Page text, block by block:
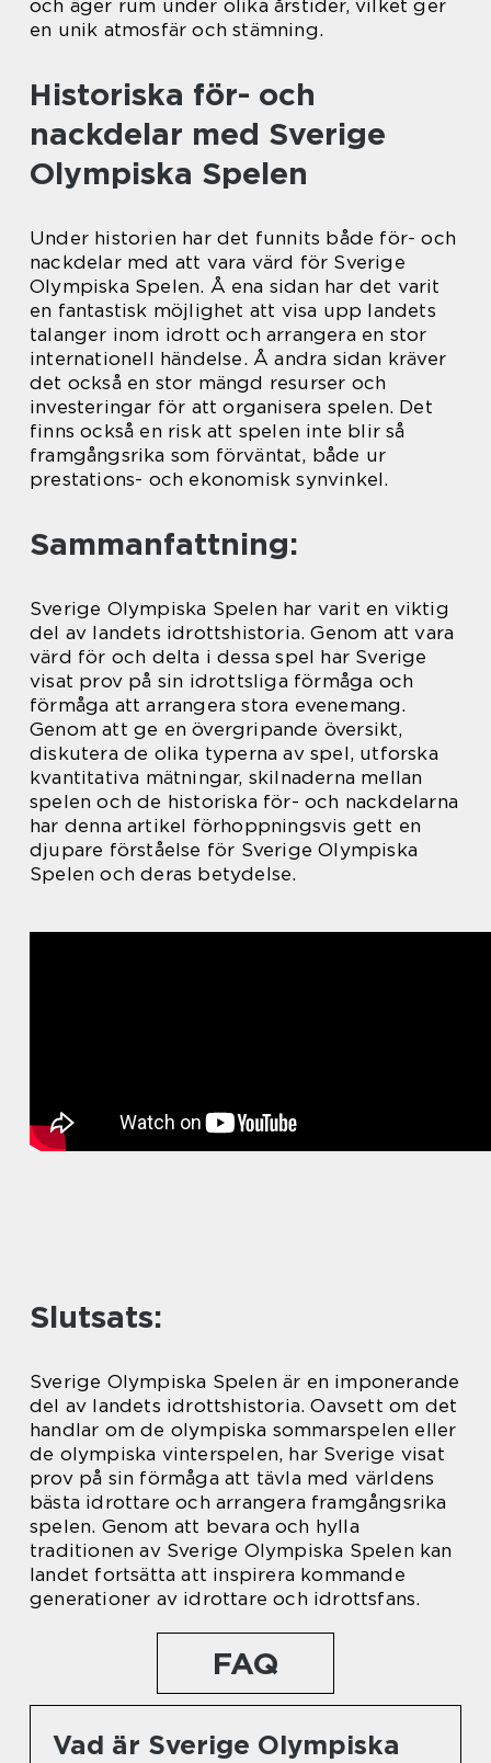
och äger rum under olika årstider, vilket ger
en unik atmosfär och stämning.
Historiska för- och
nackdelar med Sverige
Olympiska Spelen
Under historien har det funnits både för- och
nackdelar med att vara värd för Sverige
Olympiska Spelen. Å ena sidan har det varit
en fantastisk möjlighet att visa upp landets
talanger inom idrott och arrangera en stor
internationell händelse. Å andra sidan kräver
det också en stor mängd resurser och
investeringar för att organisera spelen. Det
finns också en risk att spelen inte blir så
framgångsrika som förväntat, både ur
prestations- och ekonomisk synvinkel.
Sammanfattning:
Sverige Olympiska Spelen har varit en viktig
del av landets idrottshistoria. Genom att vara
värd för och delta i dessa spel har Sverige
visat prov på sin idrottsliga förmåga och
förmåga att arrangera stora evenemang.
Genom att ge en övergripande översikt,
diskutera de olika typerna av spel, utforska
kvantitativa mätningar, skilnaderna mellan
spelen och de historiska för- och nackdelarna
har denna artikel förhoppningsvis gett en
djupare förståelse för Sverige Olympiska
Spelen och deras betydelse.
Slutsats:
Sverige Olympiska Spelen är en imponerande
del av landets idrottshistoria. Oavsett om det
handlar om de olympiska sommarspelen eller
de olympiska vinterspelen, har Sverige visat
prov på sin förmåga att tävla med världens
bästa idrottare och arrangera framgångsrika
spelen. Genom att bevara och hylla
traditionen av Sverige Olympiska Spelen kan
landet fortsätta att inspirera kommande
generationer av idrottare och idrottsfans.
FAQ
Vad är Sverige Olympiska